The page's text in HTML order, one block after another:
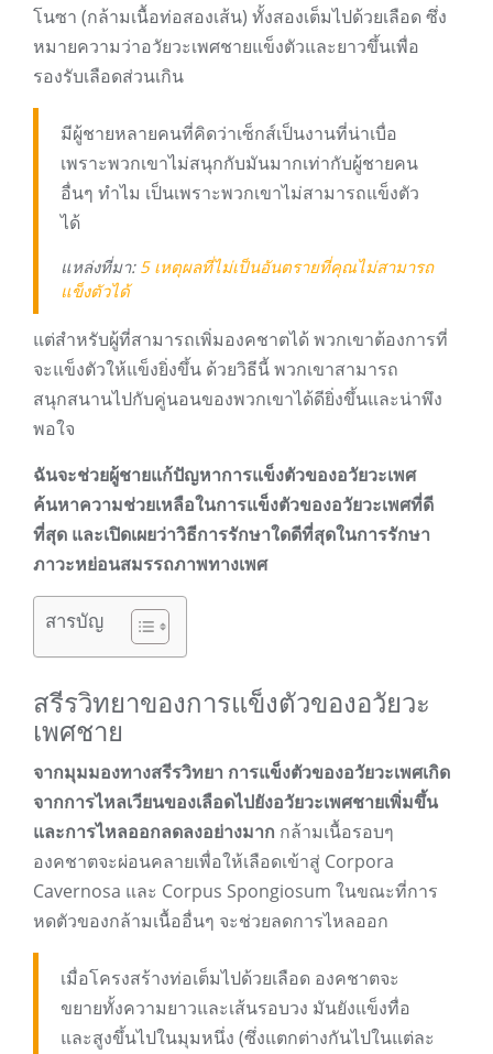
โนซา (กล้ามเนื้อท่อสองเส้น) ทั้งสองเต็มไปด้วยเลือด ซึ่ง
หมายความว่าอวัยวะเพศชายแข็งตัวและยาวขึ้นเพื่อ
รองรับเลือดส่วนเกิน
มีผู้ชายหลายคนที่คิดว่าเซ็กส์เป็นงานที่น่าเบื่อ
เพราะพวกเขาไม่สนุกกับมันมากเท่ากับผู้ชายคน
อื่นๆ ทำไม เป็นเพราะพวกเขาไม่สามารถแข็งตัว
ได้
แหล่งที่มา: 5 เหตุผลที่ไม่เป็นอันตรายที่คุณไม่สามารถ
แข็งตัวได้
แต่สำหรับผู้ที่สามารถเพิ่มองคชาตได้ พวกเขาต้องการที่
จะแข็งตัวให้แข็งยิ่งขึ้น ด้วยวิธีนี้ พวกเขาสามารถ
สนุกสนานไปกับคู่นอนของพวกเขาได้ดียิ่งขึ้นและน่าพึง
พอใจ
ฉันจะช่วยผู้ชายแก้ปัญหาการแข็งตัวของอวัยวะเพศ
ค้นหาความช่วยเหลือในการแข็งตัวของอวัยวะเพศที่ดี
ที่สุด และเปิดเผยว่าวิธีการรักษาใดดีที่สุดในการรักษา
ภาวะหย่อนสมรรถภาพทางเพศ
สารบัญ
สรีรวิทยาของการแข็งตัวของอวัยวะ
เพศชาย
จากมุมมองทางสรีรวิทยา การแข็งตัวของอวัยวะเพศเกิด
จากการไหลเวียนของเลือดไปยังอวัยวะเพศชายเพิ่มขึ้น
และการไหลออกลดลงอย่างมาก กล้ามเนื้อรอบๆ
องคชาตจะผ่อนคลายเพื่อให้เลือดเข้าสู่ Corpora
Cavernosa และ Corpus Spongiosum ในขณะที่การ
หดตัวของกล้ามเนื้ออื่นๆ จะช่วยลดการไหลออก
เมื่อโครงสร้างท่อเต็มไปด้วยเลือด องคชาตจะ
ขยายทั้งความยาวและเส้นรอบวง มันยังแข็งทื่อ
และสูงขึ้นไปในมุมหนึ่ง (ซึ่งแตกต่างกันไปในแต่ละ